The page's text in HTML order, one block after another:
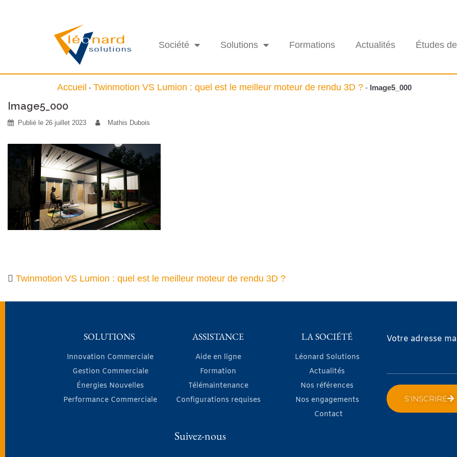
Société Solutions Formations Actualités Études
Accueil - Twinmotion VS Lumion : quel est le meilleur moteur de rendu 3D ? - Image5_000
Image5_000
Publié le 26 juillet 2023 Mathis Dubois
Twinmotion VS Lumion : quel est le meilleur moteur de rendu 3D ?
SOLUTIONS
Innovation Commerciale
Gestion Commerciale
Énergies Nouvelles
Performance Commerciale
ASSISTANCE
Aide en ligne
Formation
Télémaintenance
Configurations requises
LA SOCIÉTÉ
Léonard Solutions
Actualités
Nos références
Nos engagements
Contact
Votre adresse
S'INSCRIRE
Suivez-nous